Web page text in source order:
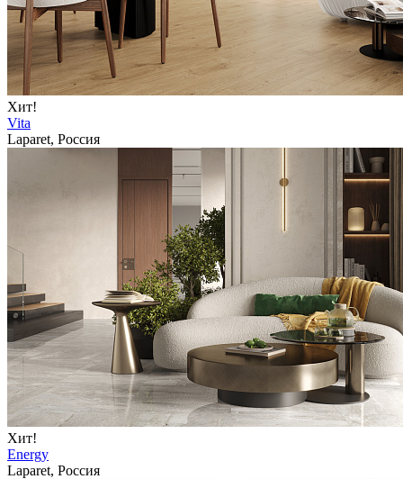
Хит!
Vita
Laparet, Россия
Хит!
Energy
Laparet, Россия